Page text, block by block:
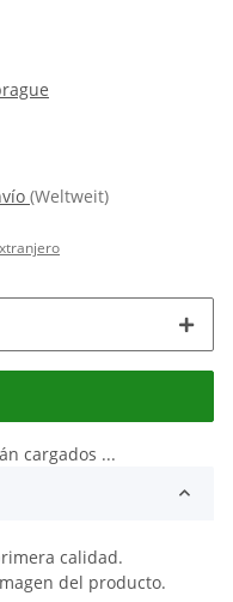
(Weltweit)
cargados ...
calidad.
del producto.